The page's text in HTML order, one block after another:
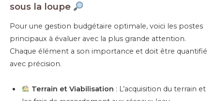
sous la loupe
Pour une gestion budgétaire optimale, voici les postes
principaux à évaluer avec la plus grande attention.
Chaque élément a son importance et doit être quantifié
avec précision.
Terrain et Viabilisation : L’acquisition du terrain et